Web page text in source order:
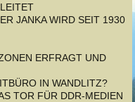
JANKA WIRD SEIT 1930
ERFRAGT UND
IN WANDLITZ?
TOR FÜR DDR-MEDIEN